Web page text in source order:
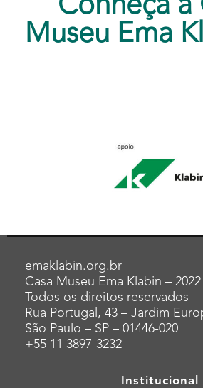
Conheça a
Museu Ema
emaklabin.org.br
Casa Museu Ema Klabin – 2022
Todos os direitos reservados
Rua Portugal, 43 – Jardim
São Paulo – SP – 01446-020
+55 11 3897-3232
Institucional